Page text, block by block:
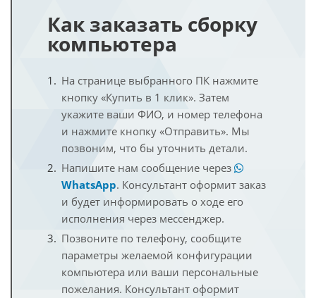
Как заказать сборку
компьютера
На странице выбранного ПК нажмите
кнопку «Купить в 1 клик». Затем
укажите ваши ФИО, и номер телефона
и нажмите кнопку «Отправить». Мы
позвоним, что бы уточнить детали.
Напишите нам сообщение через
WhatsApp. Консультант оформит заказ
и будет информировать о ходе его
исполнения через мессенджер.
Позвоните по телефону, сообщите
параметры желаемой конфигурации
компьютера или ваши персональные
пожелания. Консультант оформит